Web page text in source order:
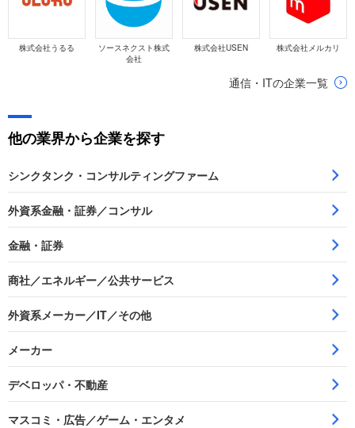
株式会社うるる
ソースネクスト株式
会社
株式会社USEN 株式会社メルカリ
通信・ITの企業一覧
他の業界から企業を探す
シンクタンク・コンサルティングファーム
外資系金融・証券／コンサル
金融・証券
商社／エネルギー／公共サービス
外資系メーカー／IT／その他
メーカー
デベロッパ・不動産
マスコミ・広告／ゲーム・エンタメ